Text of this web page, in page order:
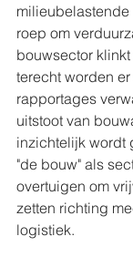
milieubelastende
roep om
bouwsector
terecht worden
rapportages
uitstoot van
inzichtelijk wordt
"de bouw" als
overtuigen om
zetten richting
logistiek.